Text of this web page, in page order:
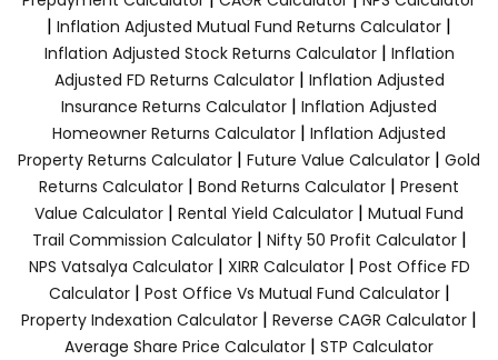
| Inflation Adjusted Mutual Fund Returns Calculator |
Inflation Adjusted Stock Returns Calculator| Inflation
Adjusted FD Returns Calculator| Inflation Adjusted
Insurance Returns Calculator | Inflation Adjusted
Homeowner Returns Calculator | Inflation Adjusted
Property Returns Calculator | Future Value Calculator | Gold
Returns Calculator | Bond Returns Calculator | Present
Value Calculator | Rental Yield Calculator | Mutual Fund
Trail Commission Calculator| Nifty 50 Profit Calculator|
NPS Vatsalya Calculator| XIRR Calculator| Post Office FD
Calculator| Post Office Vs Mutual Fund Calculator|
Property Indexation Calculator | Reverse CAGR Calculator |
Average Share Price Calculator | STP Calculator